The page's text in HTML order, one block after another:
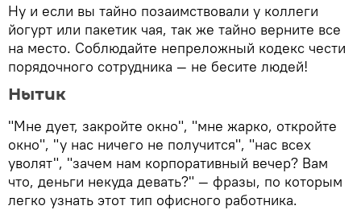
Ну и если вы тайно позаимствовали у коллеги
йогурт или пакетик чая, так же тайно верните все
на место. Соблюдайте непреложный кодекс чести
порядочного сотрудника — не бесите людей!
Нытик
"Мне дует, закройте окно", "мне жарко, откройте
окно", "у нас ничего не получится", "нас всех
уволят", "зачем нам корпоративный вечер? Вам
что, деньги некуда девать?" — фразы, по которым
легко узнать этот тип офисного работника.